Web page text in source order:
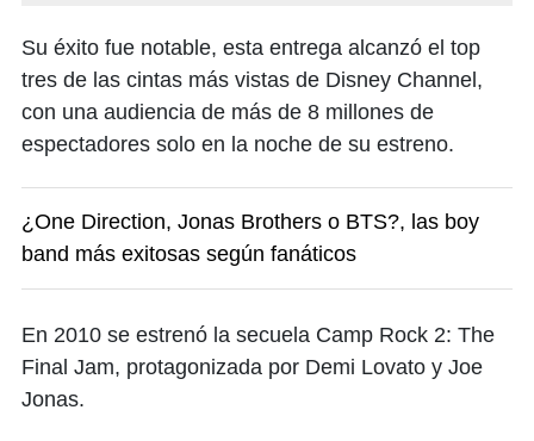
Su éxito fue notable, esta entrega alcanzó el top
tres de las cintas más vistas de Disney Channel,
con una audiencia de más de 8 millones de
espectadores solo en la noche de su estreno.
¿One Direction, Jonas Brothers o BTS?, las boy
band más exitosas según fanáticos
En 2010 se estrenó la secuela Camp Rock 2: The
Final Jam, protagonizada por Demi Lovato y Joe
Jonas.